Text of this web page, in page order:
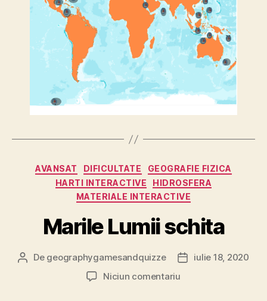
Categorii
AVANSAT DIFICULTATE
GEOGRAFIE FIZICA
HARTI INTERACTIVE
HIDROSFERA
MATERIALE INTERACTIVE
Marile Lumii schita
Autor
De geographygamesandquizze
Datăiulie 18, 2020
Niciun comentariula